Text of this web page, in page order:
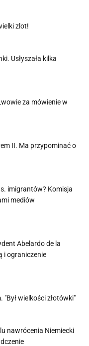
zlot!
Usłyszała kilka
za mówienie w
II. Ma przypominać o
imigrantów? Komisja
mediów
Abelardo de la
i ograniczenie
wielkości złotówki"
nawrócenia Niemiecki